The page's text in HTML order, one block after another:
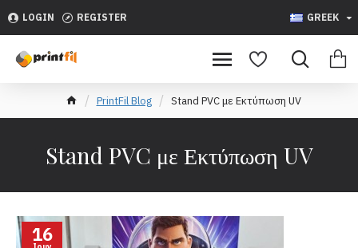
LOGIN REGISTER GREEK
PrintFil Blog Stand PVC με Εκτύπωση UV
Stand PVC με Εκτύπωση UV
16